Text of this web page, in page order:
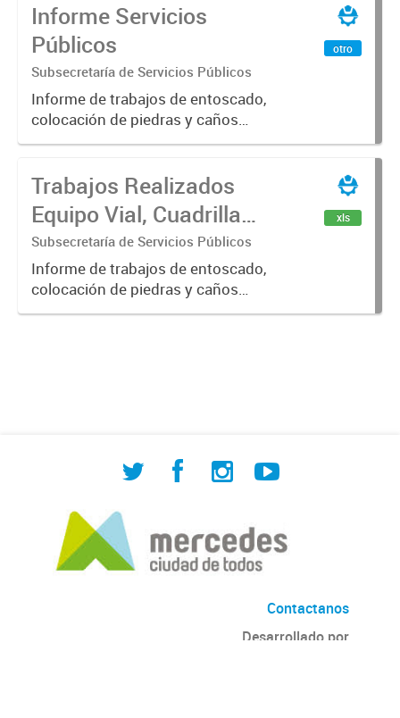
Informe Servicios
Públicos
Subsecretaría de Servicios Públicos
Informe de trabajos de entoscado,
colocación de piedras y caños
(zanjeo - cruce de calles) Informe
construcción, colocación de tapa
registro, reparación...
otro
Trabajos Realizados
Equipo Vial, Cuadrilla
Bacheo, Servicio
Eléctrico - Noviembre
2021
Subsecretaría de Servicios Públicos
Informe de trabajos de entoscado,
colocación de piedras y caños
(zanjeo - cruce de calles) Informe
xls
Contactanos
Desarrollado por